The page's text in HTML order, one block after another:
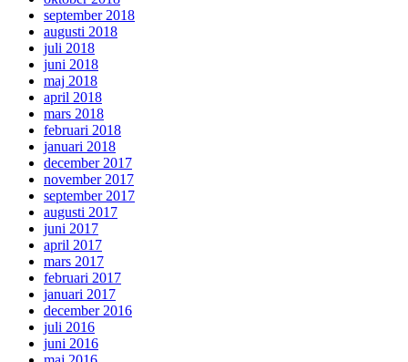
september 2018
augusti 2018
juli 2018
juni 2018
maj 2018
april 2018
mars 2018
februari 2018
januari 2018
december 2017
november 2017
september 2017
augusti 2017
juni 2017
april 2017
mars 2017
februari 2017
januari 2017
december 2016
juli 2016
juni 2016